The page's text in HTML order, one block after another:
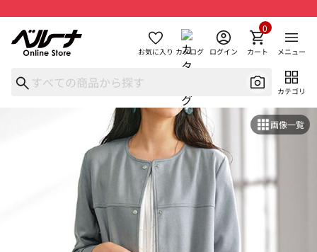
お気に入り カタログ ログイン カート
0
メニュー
カテゴリ
画像一覧